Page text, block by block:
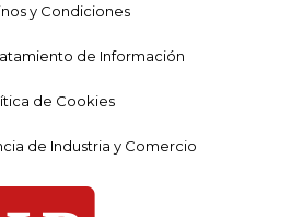
y Condiciones
de Información
de Cookies
de Industria y Comercio